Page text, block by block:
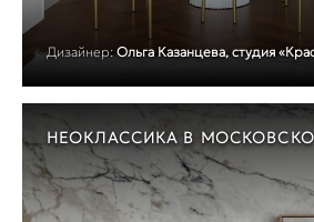
Дизайнер: Ольга Казанцева, студия
НЕОКЛАССИКА В